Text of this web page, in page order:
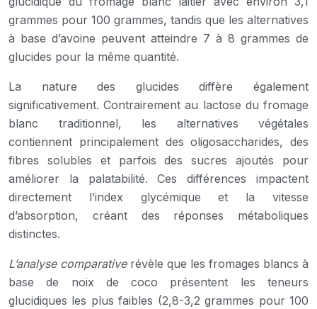
grammes pour 100 grammes, tandis que les alternatives
à base d’avoine peuvent atteindre 7 à 8 grammes de
glucides pour la même quantité.
La nature des glucides diffère également
significativement. Contrairement au lactose du fromage
blanc traditionnel, les alternatives végétales
contiennent principalement des oligosaccharides, des
fibres solubles et parfois des sucres ajoutés pour
améliorer la palatabilité. Ces différences impactent
directement l’index glycémique et la vitesse
d’absorption, créant des réponses métaboliques
distinctes.
L’analyse comparativerévèle que les fromages blancs à
base de noix de coco présentent les teneurs
glucidiques les plus faibles (2,8-3,2 grammes pour 100